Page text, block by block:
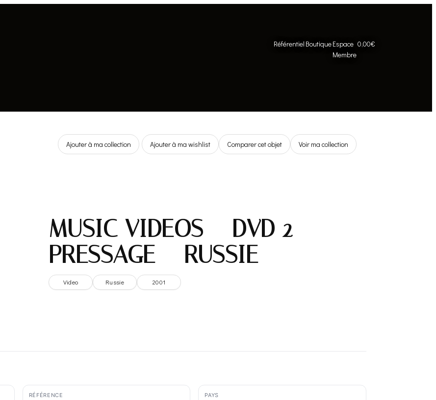
Référentiel BoutiqueEspace
Membre
0,00€
Ajouter à ma collection Ajouter à ma wishlist Comparer cet objet Voir ma collection
MUSIC VIDEOS – DVD 2
PRESSAGE – RUSSIE
Video Russie 2001
RÉFÉRENCE PAYS